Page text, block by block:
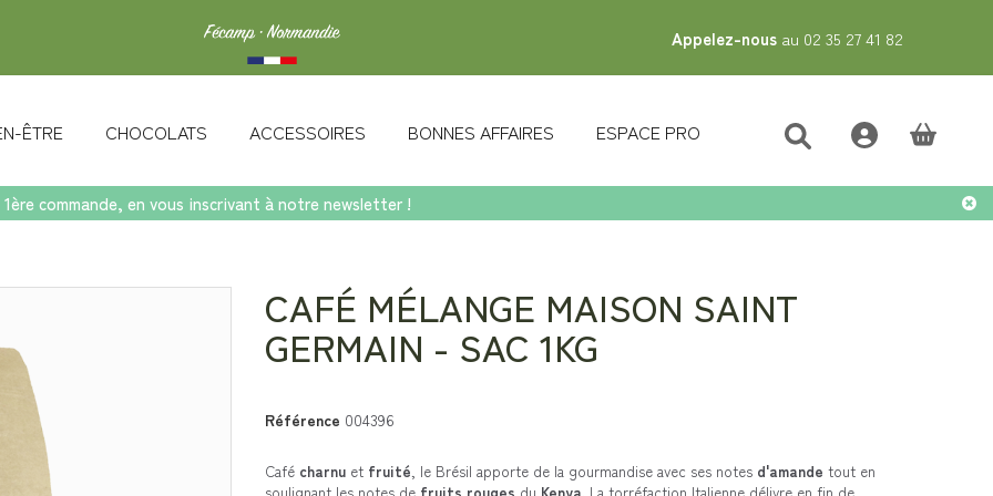
Appelez-nous au 02 35 27 41 82
ÊTRE CHOCOLATS ACCESSOIRES BONNES AFFAIRES ESPACE PRO
commande, en vous inscrivant à notre newsletter !
- Sac 1kg
CAFÉ MÉLANGE MAISON SAINT
GERMAIN - SAC 1KG
Référence 004396
Café charnu et fruité, le Brésil apporte de la gourmandise avec ses notes d'amande tout en